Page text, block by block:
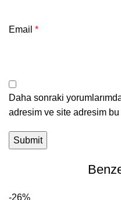
Email *
Daha sonraki
adresim ve site adresim bu
-26%